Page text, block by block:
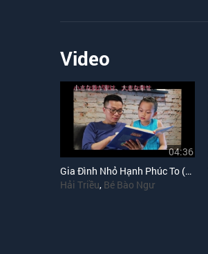
Video
04:36
Gia Đình Nhỏ Hạnh Phúc To (Japanese Version)
Hải Triều, Bé Bào Ngư